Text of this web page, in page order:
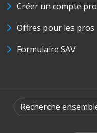
Créer un compte pro
Offres pour les pros
Formulaire SAV
Recherche